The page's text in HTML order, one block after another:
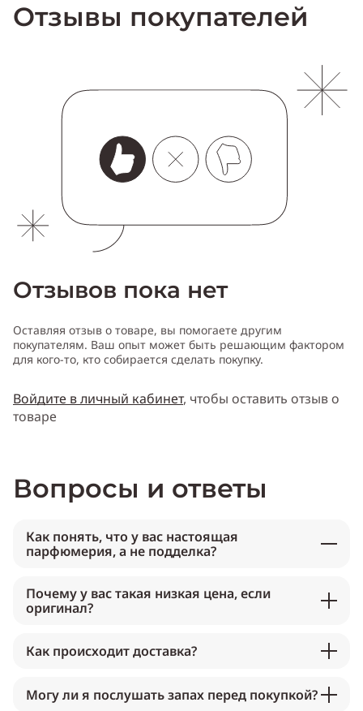
Отзывы покупателей
Отзывов пока нет
Оставляя отзыв о товаре, вы помогаете другим
покупателям. Ваш опыт может быть решающим фактором
для кого-то, кто собирается сделать покупку.
Войдите в личный кабинет, чтобы оставить отзыв о
товаре
Вопросы и ответы
Как понять, что у вас настоящая
парфюмерия, а не подделка?
Почему у вас такая низкая цена, если
оригинал?
Как происходит доставка?
Могу ли я послушать запах перед покупкой?